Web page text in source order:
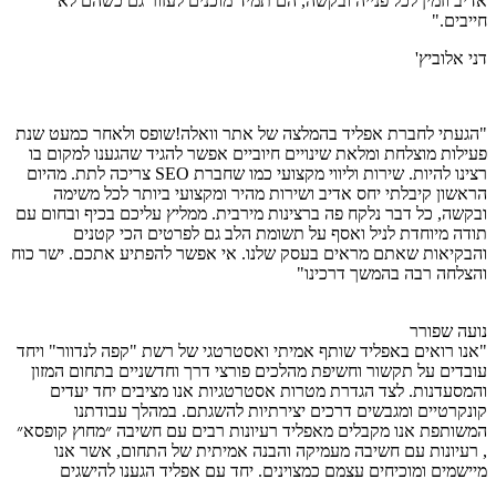
חייבים."
דני אלוביץ'
"הגעתי לחברת אפליד בהמלצה של אתר וואלה!שופס ולאחר כמעט שנת
פעילות מוצלחת ומלאת שינויים חיוביים אפשר להגיד שהגענו למקום בו
רצינו להיות. שירות וליווי מקצועי כמו שחברת SEO צריכה לתת. מהיום
הראשון קיבלתי יחס אדיב ושירות מהיר ומקצועי ביותר לכל משימה
ובקשה, כל דבר נלקח פה ברצינות מירבית. ממליץ עליכם בכיף ובחום עם
תודה מיוחדת לניל ואסף על תשומת הלב גם לפרטים הכי קטנים
והבקיאות שאתם מראים בעסק שלנו. אי אפשר להפתיע אתכם. ישר כוח
והצלחה רבה בהמשך דרכינו"
נועה שפורר
"אנו רואים באפליד שותף אמיתי ואסטרטגי של רשת "קפה לנדוור" ויחד
עובדים על תקשור וחשיפת מהלכים פורצי דרך וחדשניים בתחום המזון
והמסעדנות. לצד הגדרת מטרות אסטרטגיות אנו מציבים יחד יעדים
קונקרטיים ומגבשים דרכים יצירתיות להשגתם. במהלך עבודתנו
המשותפת אנו מקבלים מאפליד רעיונות רבים עם חשיבה ״מחוץ קופסא״
, רעיונות עם חשיבה מעמיקה והבנה אמיתית של התחום, אשר אנו
מיישמים ומוכיחים עצמם כמצוינים. יחד עם אפליד הגענו להישגים